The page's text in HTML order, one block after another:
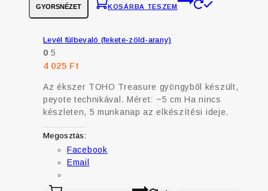
GYORSNÉZET KOSÁRBA TESZEM
Levél fülbevaló (fekete-zöld-arany)
0 5
4 025 Ft
Az ékszer TOHO Treasure gyöngyből készült,
peyote technikával. Méret: ~5 cm Ha nincs
készleten, 5 munkanap az elkészítési ideje.
Megosztás:
Facebook
Email